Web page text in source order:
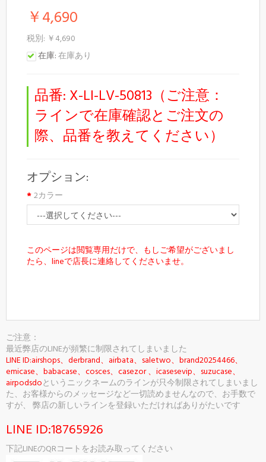
￥4,690
税別: ￥4,690
在庫:在庫あり
品番: X-LI-LV-50813（ご注意：
ラインで在庫確認とご注文の
際、品番を教えてください）
オプション:
2カラー
このページは閲覧専用だけで、もしご希望がございまし
たら、lineで店長に連絡してくださいませ。
ご注意：
最近弊店のLINEが頻繁に制限されてしまいました
LINE ID:airshops、derbrand、airbata、saletwo、brand20254466、
emicase、babacase、cosces、casezor 、icasesevip、suzucase、
airpodsdoというニックネームのラインが只今制限されてしまいまし
た、お客様からのメッセージなど一切読めませんなので、お手数で
すが、 弊店の新しいラインを登録いただければありがたいです
LINE ID:18765926
下記LINEのQRコートをお読み取ってください